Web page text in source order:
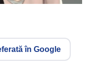
în Google